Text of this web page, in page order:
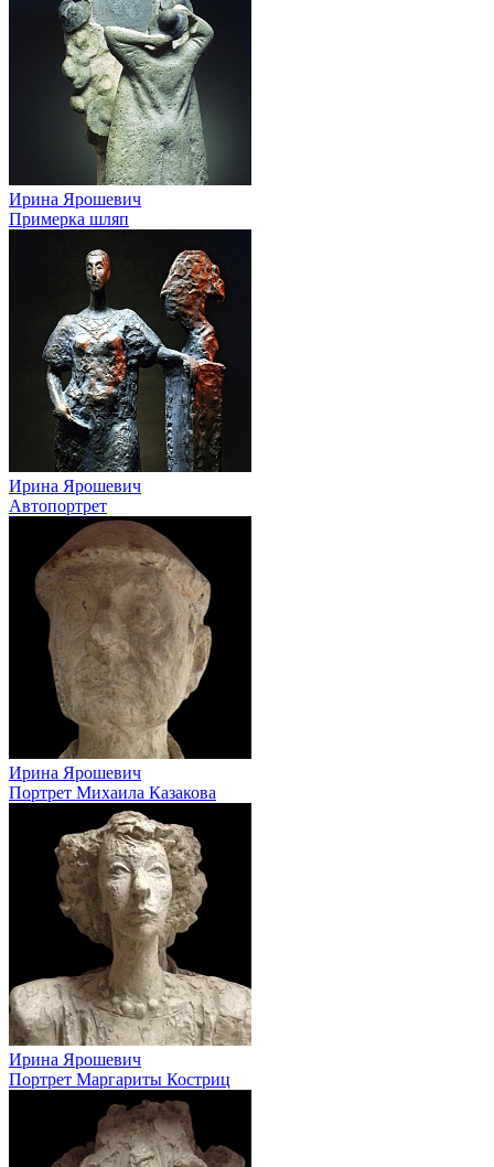
Ирина Ярошевич
Примерка шляп
Ирина Ярошевич
Автопортрет
Ирина Ярошевич
Портрет Михаила Казакова
Ирина Ярошевич
Портрет Маргариты Костриц